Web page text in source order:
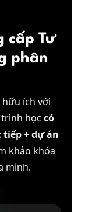
cấp Tư
phân
ích với
trình họccó
+ dự án
khảo khóa
mình.